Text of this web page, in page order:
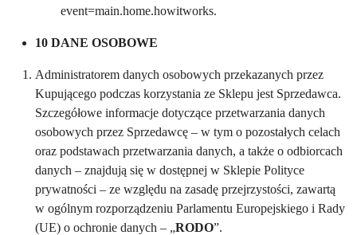
event=main.home.howitworks.
10 DANE OSOBOWE
Administratorem danych osobowych przekazanych przez
Kupującego podczas korzystania ze Sklepu jest Sprzedawca.
Szczegółowe informacje dotyczące przetwarzania danych
osobowych przez Sprzedawcę – w tym o pozostałych celach
oraz podstawach przetwarzania danych, a także o odbiorcach
danych – znajdują się w dostępnej w Sklepie Polityce
prywatności – ze względu na zasadę przejrzystości, zawartą
w ogólnym rozporządzeniu Parlamentu Europejskiego i Rady
(UE) o ochronie danych – „RODO”.